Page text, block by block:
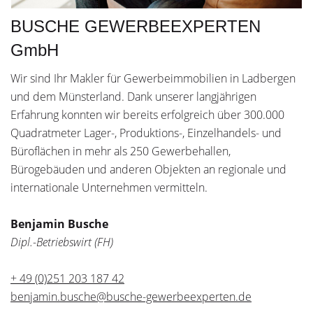
BUSCHE GEWERBEEXPERTEN
GmbH
Wir sind Ihr Makler für Gewerbeimmobilien in Ladbergen
und dem Münsterland. Dank unserer langjährigen
Erfahrung konnten wir bereits erfolgreich über 300.000
Quadratmeter Lager-, Produktions-, Einzelhandels- und
Büroflächen in mehr als 250 Gewerbehallen,
Bürogebäuden und anderen Objekten an regionale und
internationale Unternehmen vermitteln.
Benjamin Busche
Dipl.-Betriebswirt (FH)
+ 49 (0)251 203 187 42
benjamin.busche@busche-gewerbeexperten.de